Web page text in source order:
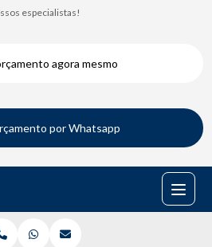
especialistas!
agora mesmo
por Whatsapp